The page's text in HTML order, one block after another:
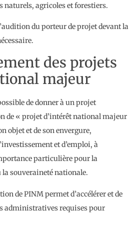
naturels, agricoles et forestiers.
du porteur de projet devant la
des projets
majeur
de donner à un projet
de « projet d’intérêt national majeur
objet et de son envergure,
et d’emploi, à
particulière pour la
souveraineté nationale.
de PINM permet d’accélérer et de
administratives requises pour